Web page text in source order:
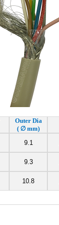
Outer Dia
( ∅ mm)
9.1
9.3
10.8